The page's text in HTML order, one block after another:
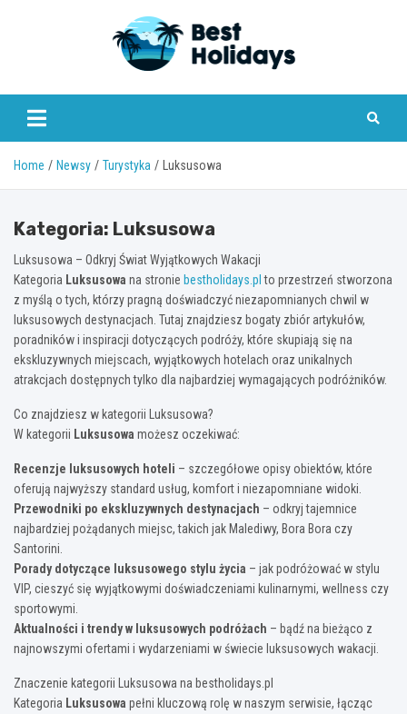
bestholidays.pl
Home Newsy Turystyka Luksusowa
Kategoria: Luksusowa
Luksusowa – Odkryj Świat Wyjątkowych Wakacji
Kategoria Luksusowa na stronie bestholidays.pl to przestrzeń stworzona
z myślą o tych, którzy pragną doświadczyć niezapomnianych chwil w
luksusowych destynacjach. Tutaj znajdziesz bogaty zbiór artykułów,
poradników i inspiracji dotyczących podróży, które skupiają się na
ekskluzywnych miejscach, wyjątkowych hotelach oraz unikalnych
atrakcjach dostępnych tylko dla najbardziej wymagających podróżników.
Co znajdziesz w kategorii Luksusowa?
W kategorii Luksusowa możesz oczekiwać:
Recenzje luksusowych hoteli – szczegółowe opisy obiektów, które
oferują najwyższy standard usług, komfort i niezapomniane widoki.
Przewodniki po ekskluzywnych destynacjach – odkryj tajemnice
najbardziej pożądanych miejsc, takich jak Malediwy, Bora Bora czy
Santorini.
Porady dotyczące luksusowego stylu życia – jak podróżować w stylu
VIP, cieszyć się wyjątkowymi doświadczeniami kulinarnymi, wellness czy
sportowymi.
Aktualności i trendy w luksusowych podróżach – bądź na bieżąco z
najnowszymi ofertami i wydarzeniami w świecie luksusowych wakacji.
Znaczenie kategorii Luksusowa na bestholidays.pl
Kategoria Luksusowa pełni kluczową rolę w naszym serwisie, łącząc